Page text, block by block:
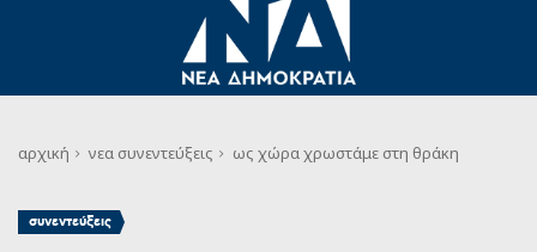
αρχική νεα συνεντεύξεις ως χώρα χρωστάμε στη θράκη
συνεντεύξεις